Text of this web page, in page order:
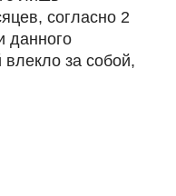
согласно 2
данного
за собой,